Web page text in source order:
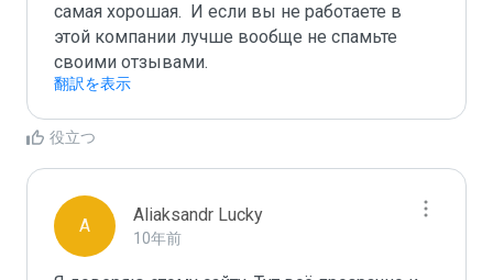
самая хорошая.  И если вы не работаете в
этой компании лучше вообще не спамьте
своими отзывами.
翻訳を表示
役立つ
A
Aliaksandr Lucky
10年前